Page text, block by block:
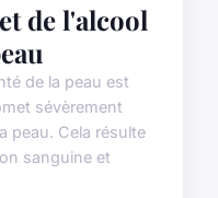
de l'alcool
de la peau est
sévèrement
peau. Cela résulte
sanguine et